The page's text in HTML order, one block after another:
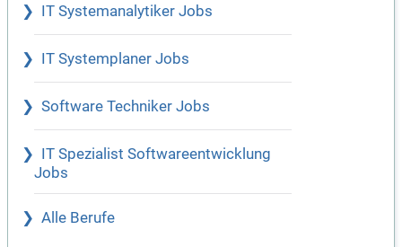
IT Systemanalytiker Jobs
IT Systemplaner Jobs
Software Techniker Jobs
IT Spezialist Softwareentwicklung
Jobs
Alle Berufe